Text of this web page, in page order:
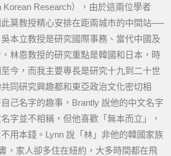
Research），由於這兩位學者
此莫教授精心安排在距兩城市的中間站──
本立教授是研究國際事務、當代中國及
林恩教授的研究重點是韓國和日本，時
今，而我主要專長是研究十九到二十世
同研究興趣都和東亞政治文化密切相
己名字的趣事，Brantly 說他的中文名字
字並不相稱，但他喜歡「無本而立」，
用本錢。Lynn 說「林」非他的韓國家族
，家人卻多住在紐約，大多時間都在飛